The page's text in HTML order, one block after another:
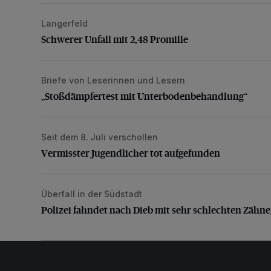
Schwerer Unfall mit 2,48 Promille
Langerfeld
Schwerer Unfall mit 2,48 Promille
„Stoßdämpfertest mit Unterbodenbehandlung“
Briefe von Leserinnen und Lesern
„Stoßdämpfertest mit Unterbodenbehandlung“
Vermisster Jugendlicher tot aufgefunden
Seit dem 8. Juli verschollen
Vermisster Jugendlicher tot aufgefunden
Polizei fahndet nach Dieb mit sehr schlechten Zähnen
Überfall in der Südstadt
Polizei fahndet nach Dieb mit sehr schlechten